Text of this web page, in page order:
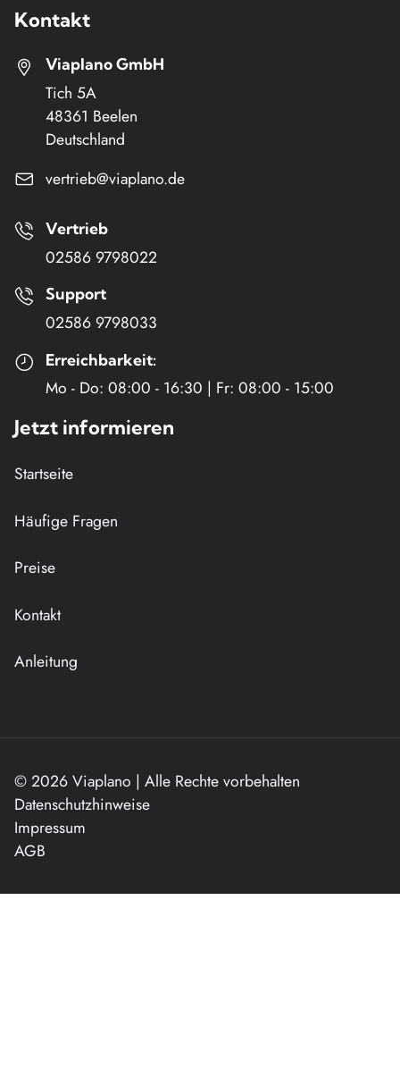
Kontakt
Viaplano GmbH
Tich 5A
48361 Beelen
Deutschland
vertrieb@viaplano.de
Vertrieb
02586 9798022
Support
02586 9798033
Erreichbarkeit:
Mo - Do: 08:00 - 16:30 | Fr: 08:00 - 15:00
Jetzt informieren
Navigation
Startseite
Häufige Fragen
Preise
Kontakt
Anleitung
© 2026 Viaplano | Alle Rechte vorbehalten
Datenschutzhinweise
Impressum
AGB